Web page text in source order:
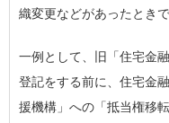
織変更などがあったときで
一例として、
旧「住宅金
登記をする前に、住宅金
援機構」への「抵当権移